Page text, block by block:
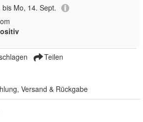
bis Mo, 14. Sept.
Teilen
Versand & Rückgabe